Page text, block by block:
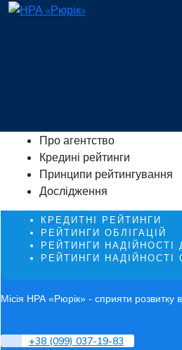
Про агентство
Кредині рейтинги
Принципи рейтингування
Дослідження
КРЕДИТНІ РЕЙТИНГИ
РЕЙТИНГИ ОБЛІГАЦІЙ
РЕЙТИНГИ НАДІЙНОСТІ
РЕЙТИНГИ НАДІЙНОСТІ
Місія НРА «Рюрік» - сприяти розвитку
+38 (099) 037-19-83